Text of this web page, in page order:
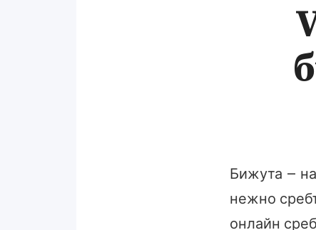
Бижута –
нежно
онлайн